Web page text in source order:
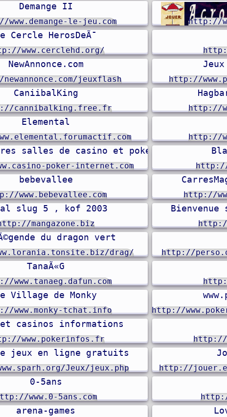
Demange II
le-jeu.com http://
Cercle HerosDeÃ¯
www.cerclehd.org/
NewAnnonce.com
jeuxflash http://
CaniibalKing
cannibalking.free.fr http://
Elemental
http://
salles de casino et poker en ligne
poker-internet.com
bebevallee
www.bebevallee.com http://
slug 5 , kof 2003
mangazone.biz
Bienvenue
http://
du dragon vert
drag/ http://
TanaÃ«G
www.tanaeg.dafun.com
Village de Monky
www.monky-tchat.info http://
casinos informations
www.pokerinfos.fr http://
jeux en ligne gratuits
Jeux/jeux.php http://
0-5ans
www.0-5ans.com
arena-games